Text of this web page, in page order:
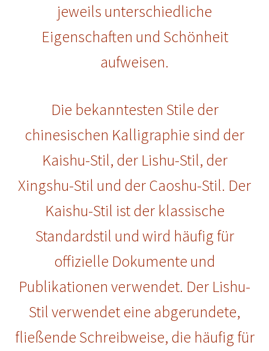
jeweils unterschiedliche
Eigenschaften und Schönheit
aufweisen.
Die bekanntesten Stile der
chinesischen Kalligraphie sind der
Kaishu-Stil, der Lishu-Stil, der
Xingshu-Stil und der Caoshu-Stil. Der
Kaishu-Stil ist der klassische
Standardstil und wird häufig für
offizielle Dokumente und
Publikationen verwendet. Der Lishu-
Stil verwendet eine abgerundete,
fließende Schreibweise, die häufig für